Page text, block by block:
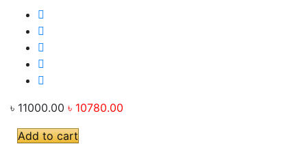
৳ 11000.00 ৳ 10780.00
Add to cart